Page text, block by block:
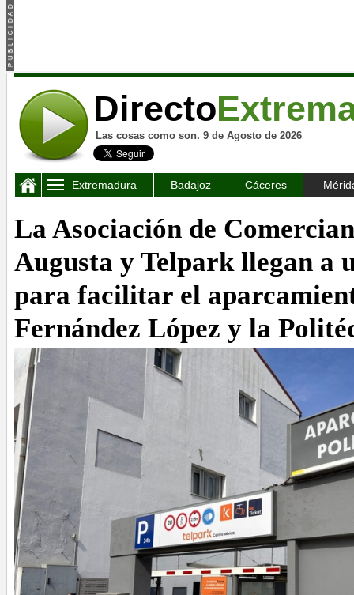
Directo
Las cosas como son. 9 de Agosto de 2026
Extremadura Badajoz Cáceres
La Asociación de
Augusta y Telpark llegan a
para facilitar el
Fernández López y la